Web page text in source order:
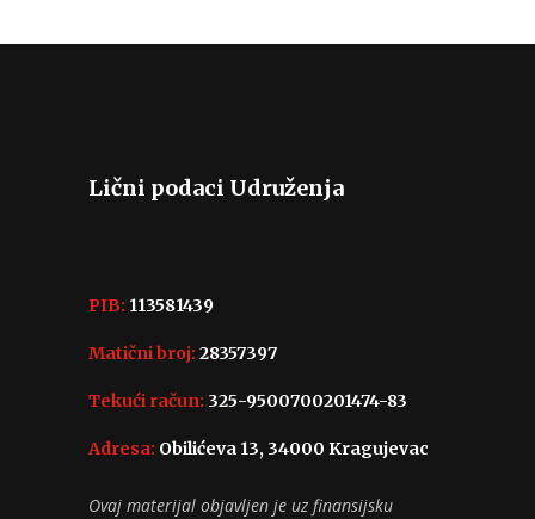
Lični podaci Udruženja
PIB: 113581439
Matični broj: 28357397
Tekući račun: 325-9500700201474-83
Adresa: Obilićeva 13, 34000 Kragujevac
Ovaj materijal objavljen je uz finansijsku